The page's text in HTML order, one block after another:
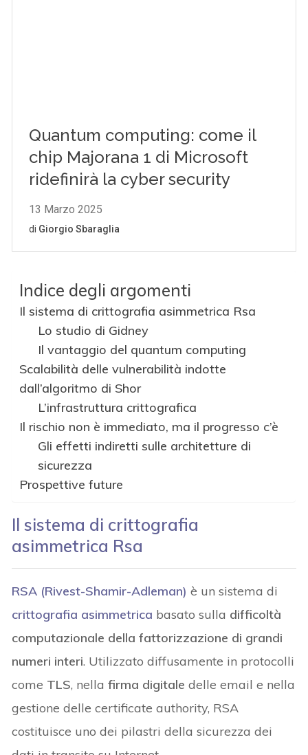
Indice degli argomenti
Il sistema di crittografia asimmetrica Rsa
Lo studio di Gidney
Il vantaggio del quantum computing
Scalabilità delle vulnerabilità indotte
dall’algoritmo di Shor
L’infrastruttura crittografica
Il rischio non è immediato, ma il progresso c’è
Gli effetti indiretti sulle architetture di
sicurezza
Prospettive future
Il sistema di crittografia
asimmetrica Rsa
RSA (Rivest-Shamir-Adleman) è un sistema di
crittografia asimmetrica basato sulla difficoltà
computazionale della fattorizzazione di grandi
numeri interi. Utilizzato diffusamente in protocolli
come TLS, nellafirma digitale delle email e nella
gestione delle certificate authority, RSA
costituisce uno dei pilastri della sicurezza dei